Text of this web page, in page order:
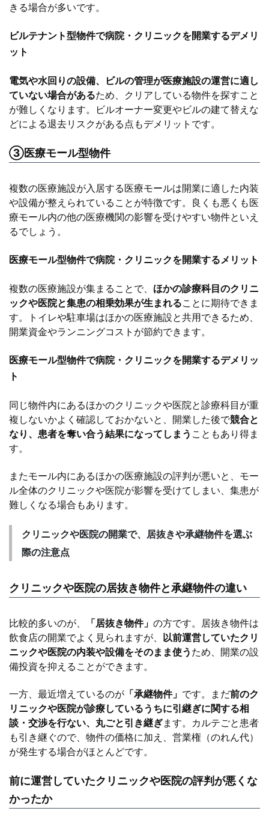
きる場合が多いです。
ビルテナント型物件で病院・クリニックを開業するデメリ
ット
電気や水回りの設備、ビルの管理が医療施設の運営に適し
ていない場合があるため、クリアしている物件を探すこと
が難しくなります。ビルオーナー変更やビルの建て替えな
どによる退去リスクがある点もデメリットです。
③医療モール型物件
複数の医療施設が入居する医療モールは開業に適した内装
や設備が整えられていることが特徴です。良くも悪くも医
療モール内の他の医療機関の影響を受けやすい物件といえ
るでしょう。
医療モール型物件で病院・クリニックを開業するメリット
複数の医療施設が集まることで、 ほかの診療科目のクリニ
ックや医院と集患の相乗効果が生まれることに期待できま
す。トイレや駐車場はほかの医療施設と共用できるため、
開業資金やランニングコストが節約できます。
医療モール型物件で病院・クリニックを開業するデメリッ
ト
同じ物件内にあるほかのクリニックや医院と診療科目が重
複しないかよく確認しておかないと、開業した後で競合と
なり、患者を奪い合う結果になってしまう こともあり得ま
す。
またモール内にあるほかの医療施設の評判が悪いと、モー
ル全体のクリニックや医院が影響を受けてしまい、集患が
難しくなる場合もあります。
クリニックや医院の開業で、居抜きや承継物件を選ぶ
際の注意点
クリニックや医院の居抜き物件と承継物件の違い
比較的多いのが、 「居抜き物件」 の方です。居抜き物件は
飲食店の開業でよく見られますが、 以前運営していたクリ
ニックや医院の内装や設備をそのまま使う ため、開業の設
備投資を抑えることができます。
一方、最近増えているのが 「承継物件」 です。まだ前のク
リニックや医院が診療しているうちに引継ぎに関する相
談・交渉を行ない、丸ごと引き継ぎます。カルテごと患者
も引き継ぐので、物件の価格に加え、営業権（のれん代）
が発生する場合がほとんどです。
前に運営していたクリニックや医院の評判が悪くな
かったか